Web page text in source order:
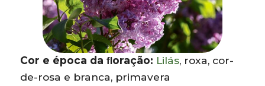
Cor e época da ﬂoração: Lilás, roxa, cor-
de-rosa e branca, primavera